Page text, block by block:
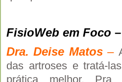
FisioWeb em Foco
Dra. Deise Matos –
das artroses e tratá-
prática melhor. Pra